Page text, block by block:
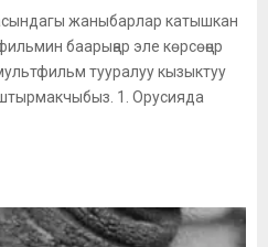
жаныбарлар катышкан
баарыңар эле көрсөңөр
тууралуу кызыктуу
1. Орусияда